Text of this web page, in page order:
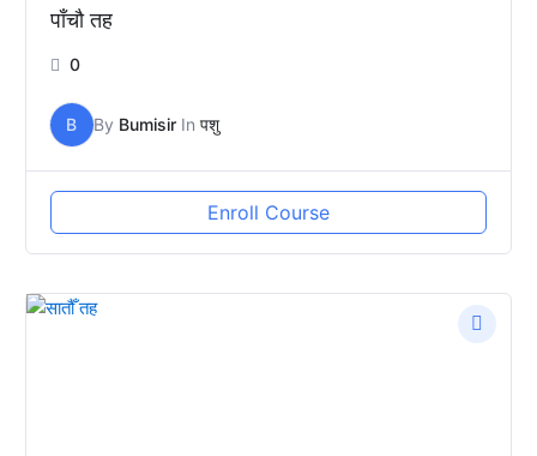
पाँचौ तह
0
B By BumisirIn पशु
Enroll Course